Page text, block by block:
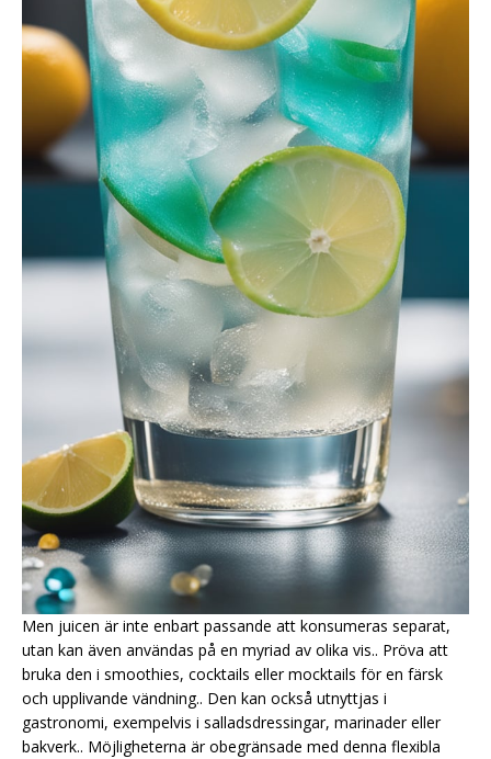
Men juicen är inte enbart passande att konsumeras separat,
utan kan även användas på en myriad av olika vis.. Pröva att
bruka den i smoothies, cocktails eller mocktails för en färsk
och upplivande vändning.. Den kan också utnyttjas i
gastronomi, exempelvis i salladsdressingar, marinader eller
bakverk.. Möjligheterna är obegränsade med denna flexibla